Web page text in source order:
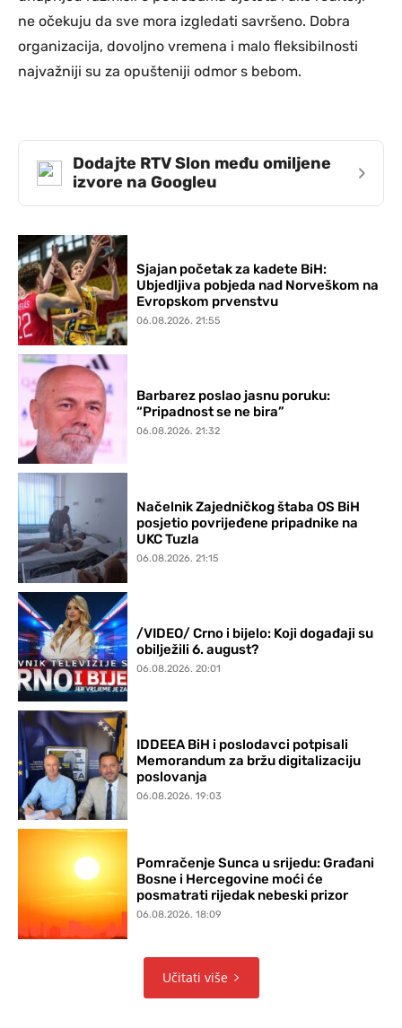
ne očekuju da sve mora izgledati savršeno. Dobra
organizacija, dovoljno vremena i malo fleksibilnosti
najvažniji su za opušteniji odmor s bebom.
Dodajte RTV Slon među omiljene
izvore na Googleu
›
Sjajan početak za kadete BiH:
Ubjedljiva pobjeda nad Norveškom na
Evropskom prvenstvu
06.08.2026. 21:55
Barbarez poslao jasnu poruku:
“Pripadnost se ne bira”
06.08.2026. 21:32
Načelnik Zajedničkog štaba OS BiH
posjetio povrijeđene pripadnike na
UKC Tuzla
06.08.2026. 21:15
/VIDEO/ Crno i bijelo: Koji događaji su
obilježili 6. august?
06.08.2026. 20:01
IDDEEA BiH i poslodavci potpisali
Memorandum za bržu digitalizaciju
poslovanja
06.08.2026. 19:03
Pomračenje Sunca u srijedu: Građani
Bosne i Hercegovine moći će
posmatrati rijedak nebeski prizor
06.08.2026. 18:09
Učitati više